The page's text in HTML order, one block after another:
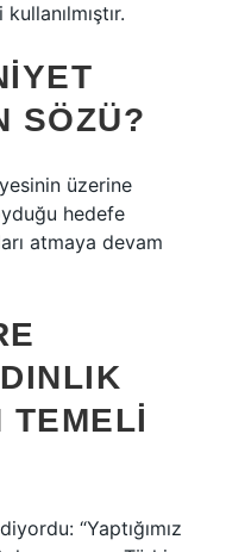
SÖZÜ?
üzerine
hedefe
atmaya devam
TEMELI
“Yaptığımız